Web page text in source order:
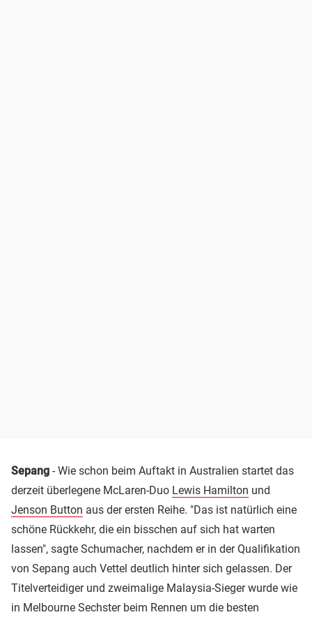
Sepang - Wie schon beim Auftakt in Australien startet das
derzeit überlegene McLaren-Duo Lewis Hamilton und
Jenson Button aus der ersten Reihe. "Das ist natürlich eine
schöne Rückkehr, die ein bisschen auf sich hat warten
lassen", sagte Schumacher, nachdem er in der Qualifikation
von Sepang auch Vettel deutlich hinter sich gelassen. Der
Titelverteidiger und zweimalige Malaysia-Sieger wurde wie
in Melbourne Sechster beim Rennen um die besten